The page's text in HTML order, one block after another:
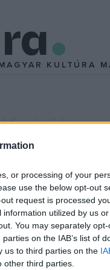
or processing of your
use the below opt-out
request is processed
utilized by us
You may separately
on the IAB’s list of
us to third parties on the
third parties.
KULTÚRA
régészek négy éve
vizsgálták meg.
és alaposan
új módszerrel